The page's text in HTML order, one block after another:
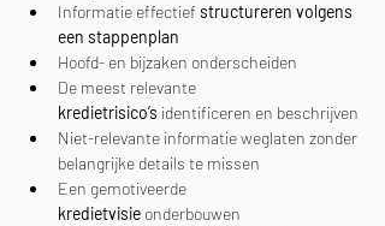
Informatie effectief structureren volgens
een stappenplan
Hoofd- en bijzaken onderscheiden
De meest relevante
kredietrisico’s identificeren en beschrijven
Niet-relevante informatie weglaten zonder
belangrijke details te missen
Een gemotiveerde
kredietvisie onderbouwen